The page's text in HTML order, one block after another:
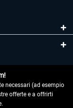
necessari (ad esempio
offerte e a offrirti